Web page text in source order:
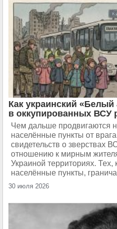
России|Русская весна
Как украинский «Белый
в оккупированных ВСУ
Чем дальше продвигаются
населённые пункты от
свидетельств о зверствах
отношению к мирным
Украиной территориях. Тех,
населённые пункты,
30 июля 2026